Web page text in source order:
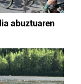
abuztuaren